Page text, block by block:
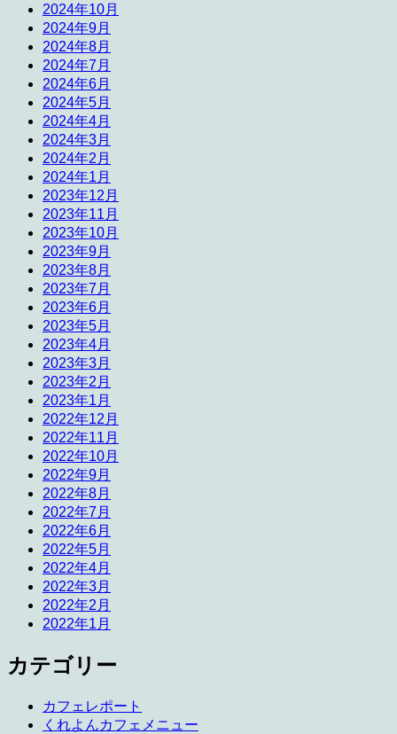
2024年10月
2024年9月
2024年8月
2024年7月
2024年6月
2024年5月
2024年4月
2024年3月
2024年2月
2024年1月
2023年12月
2023年11月
2023年10月
2023年9月
2023年8月
2023年7月
2023年6月
2023年5月
2023年4月
2023年3月
2023年2月
2023年1月
2022年12月
2022年11月
2022年10月
2022年9月
2022年8月
2022年7月
2022年6月
2022年5月
2022年4月
2022年3月
2022年2月
2022年1月
カテゴリー
カフェレポート
くれよんカフェメニュー